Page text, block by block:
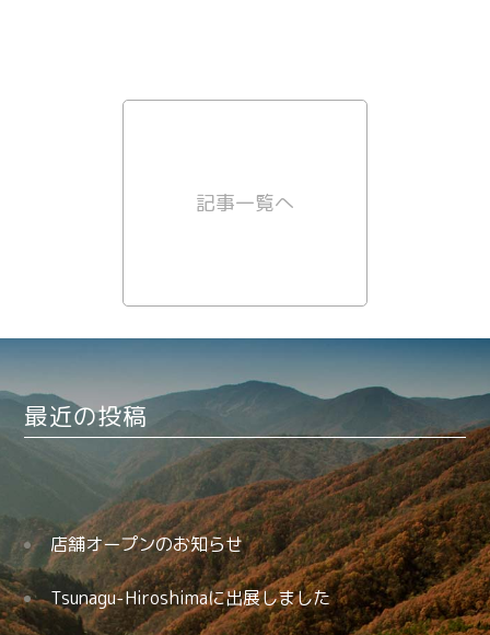
記事一覧へ
最近の投稿
店舗オープンのお知らせ
Tsunagu-Hiroshimaに出展しました